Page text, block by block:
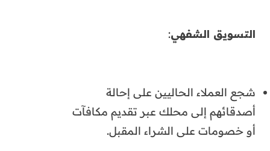
التسويق الشفهي:
شجع العملاء الحاليين على إحالة
أصدقائهم إلى محلك عبر تقديم مكافآت
أو خصومات على الشراء المقبل.